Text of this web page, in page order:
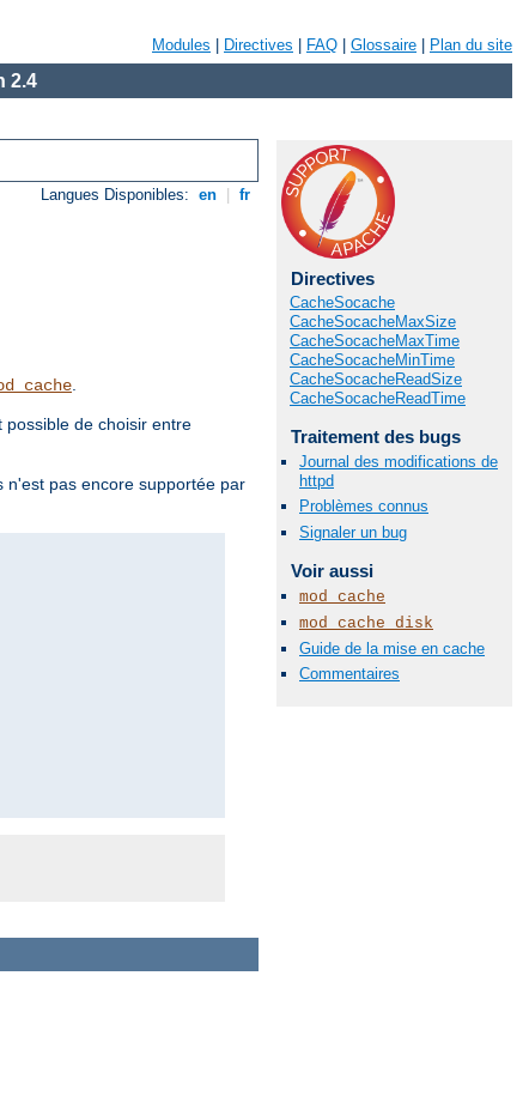
Modules Directives FAQ Glossaire Plan du site
2.4
Langues Disponibles: en fr
.
de choisir entre
n'est pas encore supportée par
Directives
CacheSocache
CacheSocacheMaxSize
CacheSocacheMaxTime
CacheSocacheMinTime
CacheSocacheReadSize
CacheSocacheReadTime
Traitement des bugs
Journal des modifications de
httpd
Problèmes connus
Signaler un bug
Voir aussi
mod_cache
mod_cache_disk
Guide de la mise en cache
Commentaires